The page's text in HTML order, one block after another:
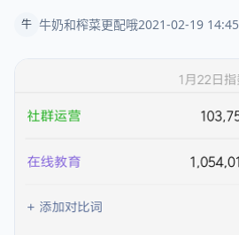
牛 牛奶和榨菜更配哦2021-02-19 14:45